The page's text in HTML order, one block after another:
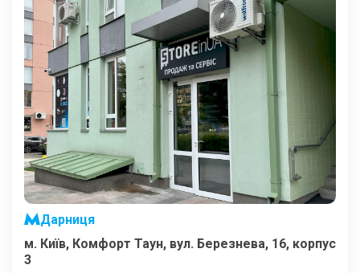
Дарниця
м. Київ, Комфорт Таун, вул. Березнева, 16, корпус
3